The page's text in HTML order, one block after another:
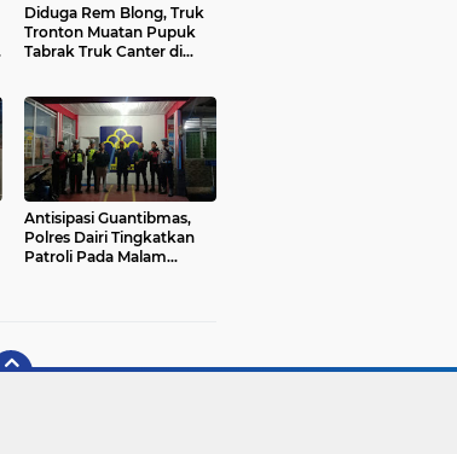
Diduga Rem Blong, Truk
Tronton Muatan Pupuk
Tabrak Truk Canter di
Antisipasi Guantibmas,
Polres Dairi Tingkatkan
Patroli Pada Malam